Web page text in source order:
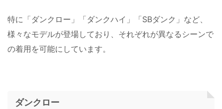
特に「ダンクロー」「ダンクハイ」「SBダンク」など、
様々なモデルが登場しており、それぞれが異なるシーンで
の着用を可能にしています。
ダンクロー